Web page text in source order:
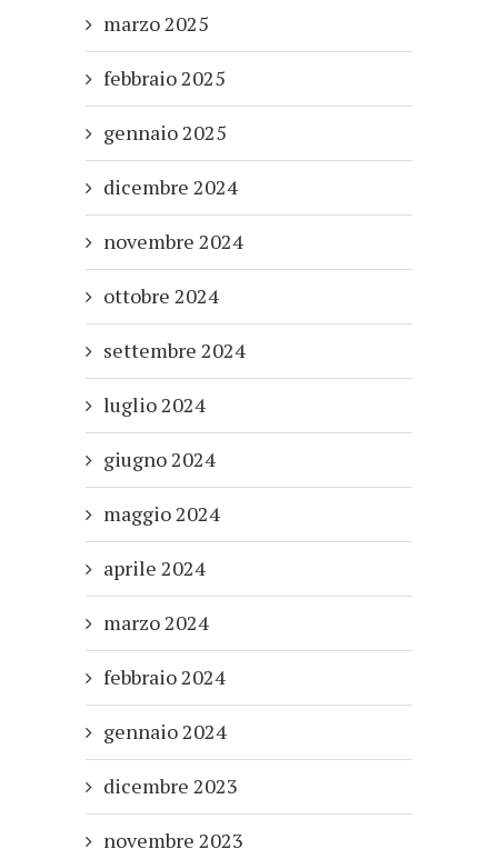
marzo 2025
febbraio 2025
gennaio 2025
dicembre 2024
novembre 2024
ottobre 2024
settembre 2024
luglio 2024
giugno 2024
maggio 2024
aprile 2024
marzo 2024
febbraio 2024
gennaio 2024
dicembre 2023
novembre 2023